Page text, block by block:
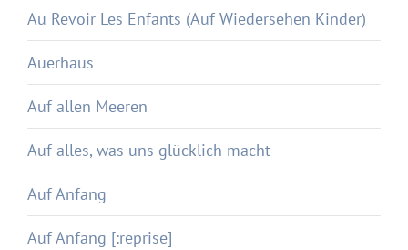
Au Revoir Les Enfants (Auf Wiedersehen Kinder)
Auerhaus
Auf allen Meeren
Auf alles, was uns glücklich macht
Auf Anfang
Auf Anfang [:reprise]